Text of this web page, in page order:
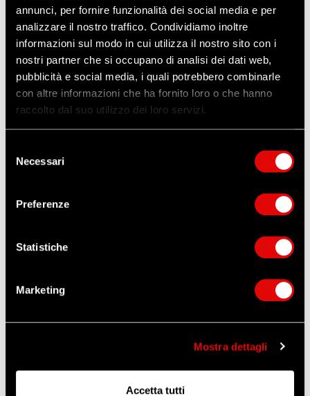
annunci, per fornire funzionalità dei social media e per
analizzare il nostro traffico. Condividiamo inoltre
informazioni sul modo in cui utilizza il nostro sito con i
nostri partner che si occupano di analisi dei dati web,
pubblicità e social media, i quali potrebbero combinarle
con altre informazioni che ha fornito loro o che hanno
raccolto dal suo utilizzo dei loro servizi.
delNecessari
Preferenze
Statistiche
Marketing
Mostra dettagli
Accetta tutti
FILTRI BLS AD ATTACCO NORMALIZZATO
Scarica la Scheda Tecnica
ORDINA QUESTO ARTICOLO
Altri prodotti che potrebbero